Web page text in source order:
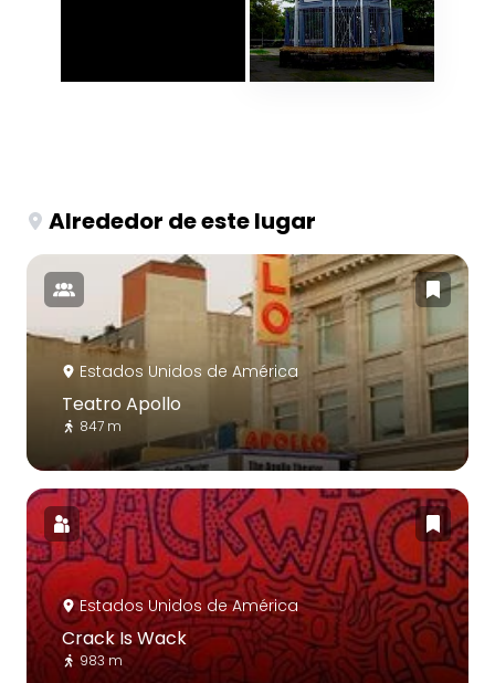
Alrededor de este lugar
Estados Unidos de América
Teatro Apollo
847 m
Estados Unidos de América
Crack Is Wack
983 m